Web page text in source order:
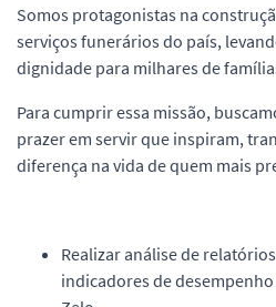
Somos protagonistas na
serviços funerários do país,
dignidade para milhares de
Para cumprir essa missão,
prazer em servir que inspiram,
diferença na vida de quem mais
Realizar análise de
indicadores de